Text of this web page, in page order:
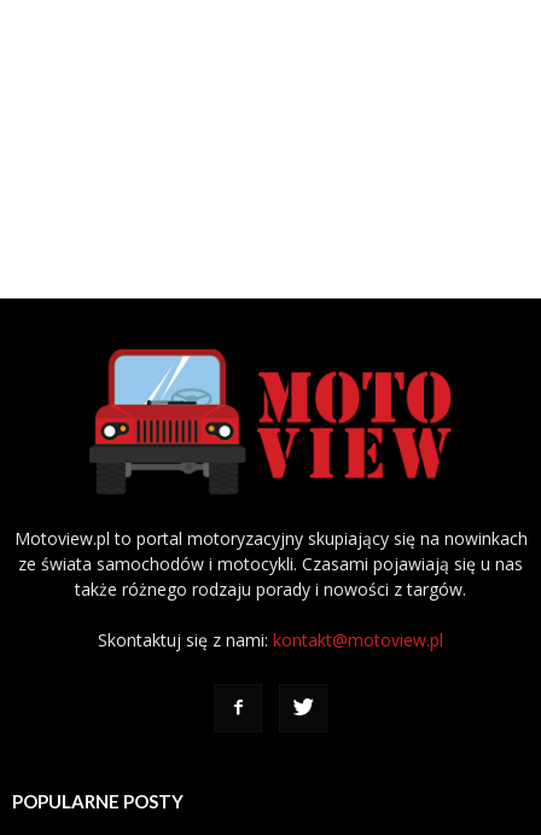
Motoview.pl to portal motoryzacyjny skupiający się na nowinkach
ze świata samochodów i motocykli. Czasami pojawiają się u nas
także różnego rodzaju porady i nowości z targów.
Skontaktuj się z nami: kontakt@motoview.pl
POPULARNE POSTY